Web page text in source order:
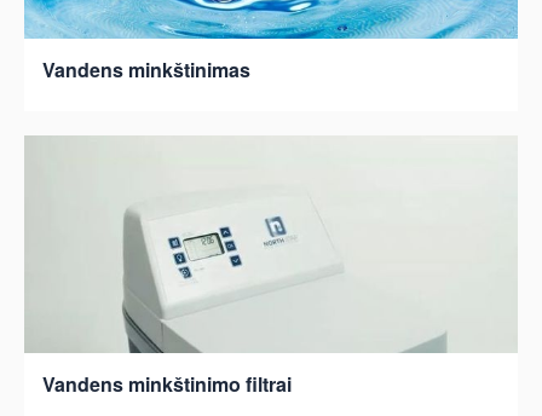
Vandens minkštinimas
Vandens minkštinimo filtrai